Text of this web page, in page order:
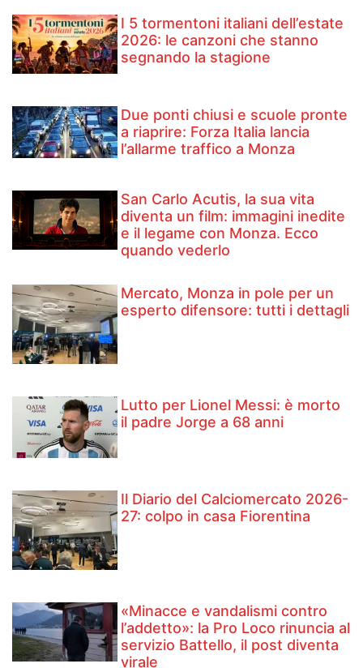
I 5 tormentoni italiani dell’estate
2026: le canzoni che stanno
segnando la stagione
Due ponti chiusi e scuole pronte
a riaprire: Forza Italia lancia
l’allarme traffico a Monza
San Carlo Acutis, la sua vita
diventa un film: immagini inedite
e il legame con Monza. Ecco
quando vederlo
Mercato, Monza in pole per un
esperto difensore: tutti i dettagli
Lutto per Lionel Messi: è morto
il padre Jorge a 68 anni
Il Diario del Calciomercato 2026-
27: colpo in casa Fiorentina
«Minacce e vandalismi contro
l’addetto»: la Pro Loco rinuncia al
servizio Battello, il post diventa
virale